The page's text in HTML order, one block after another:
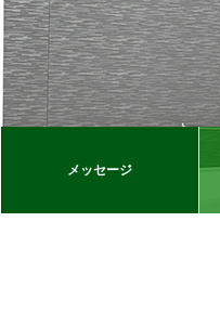
メッセージ 会社概要／略歴
お問い合わせ
メッセージ